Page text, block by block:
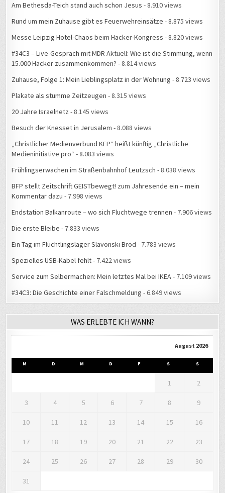
Am Bethesda-Teich stand auch schon Jesus - 8.910 views
Rund um mein Zuhause gibt es Feuerwehreinsätze - 8.875 views
Messe Leipzig Hotel-Chaos beim Hacker-Kongress - 8.820 views
#34C3 – Live-Gespräch mit MDR Aktuell: Wie ist die Stimmung, wenn
15.000 Hacker zusammenkommen? - 8.814 views
Zuhause, Folge 1: Mein Lieblingsplatz in der Wohnung - 8.723 views
Plakate als stumme Zeitzeugen - 8.315 views
20 Jahre Israelnetz - 8.145 views
Besuch der Knesset in Jerusalem - 8.088 views
„Christlicher Medienverbund KEP“ heißt künftig „Christliche
Medieninitiative pro“ - 8.083 views
Frühlingserwachen im Straßenbahnhof Leutzsch - 8.038 views
BFP stellt Zeitschrift GEISTbewegt! zum Jahresende ein – mein
Kommentar dazu - 7.998 views
Endstation Balkanroute – wo sich Fluchtwege trennen - 7.906 views
Die erste Bleibe - 7.833 views
Ein Tag im Flüchtlingslager Slavonski Brod - 7.783 views
Spezielles USB-Kabel fehlt- 7.422 views
Service zum Selbermachen: Mein letztes Mal bei IKEA- 7.109 views
#34C3: Die Geschichte einer Falschmeldung - 6.849 views
WAS ERLEBTE ICH WANN?
August 2026
M D M D F S S
1 2
3 4 5 6 7 8 9
10 11 12 13 14 15 16
17 18 19 20 21 22 23
24 25 26 27 28 29 30
31